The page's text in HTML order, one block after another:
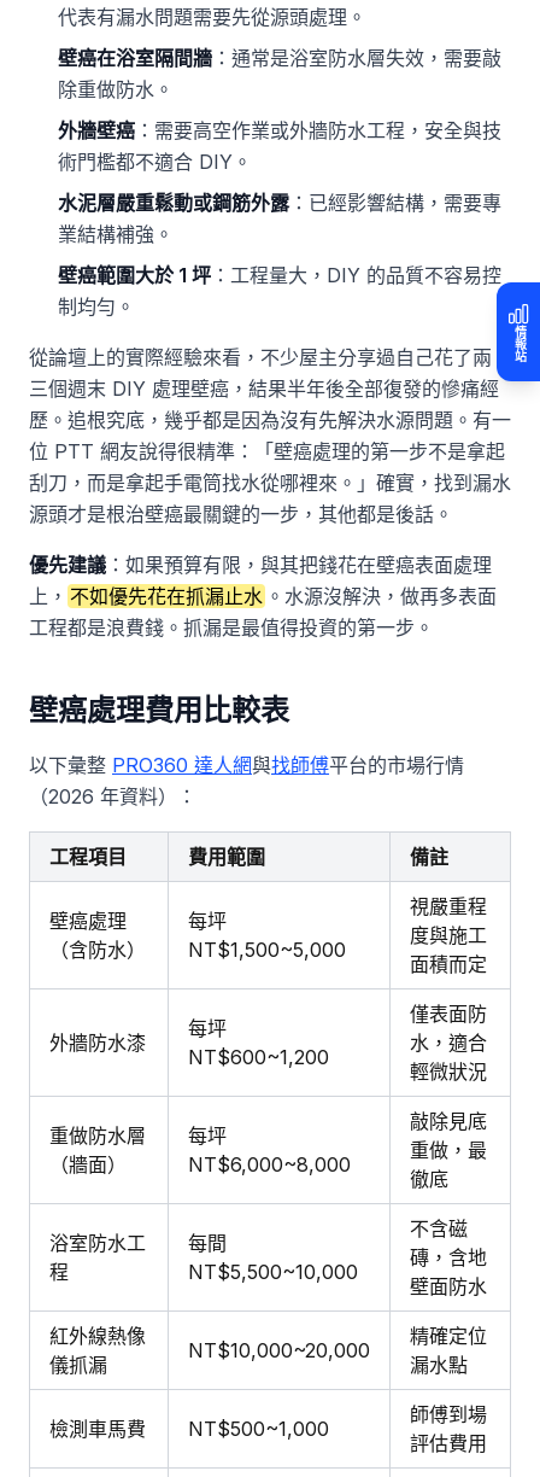
代表有漏水問題需要先從源頭處理。
壁癌在浴室隔間牆 ：通常是浴室防水層失效，需要敲
除重做防水。
外牆壁癌 ：需要高空作業或外牆防水工程，安全與技
術門檻都不適合 DIY。
水泥層嚴重鬆動或鋼筋外露：已經影響結構，需要專
業結構補強。
壁癌範圍大於 1 坪 ：工程量大，DIY 的品質不容易控
制均勻。
從論壇上的實際經驗來看，不少屋主分享過自己花了兩、
三個週末 DIY 處理壁癌，結果半年後全部復發的慘痛經
歷。追根究底，幾乎都是因為沒有先解決水源問題。有一
位 PTT 網友說得很精準：「壁癌處理的第一步不是拿起
刮刀，而是拿起手電筒找水從哪裡來。」確實，找到漏水
源頭才是根治壁癌最關鍵的一步，其他都是後話。
優先建議 ：如果預算有限，與其把錢花在壁癌表面處理
上， 不如優先花在抓漏止水 。水源沒解決，做再多表面
工程都是浪費錢。抓漏是最值得投資的第一步。
壁癌處理費用比較表
以下彙整 PRO360 達人網與找師傅平台的市場行情
（2026 年資料）：
工程項目 費用範圍 備註
壁癌處理
（含防水）
每坪
NT$1,500~5,000
視嚴重程
度與施工
面積而定
外牆防水漆
每坪
NT$600~1,200
僅表面防
水，適合
輕微狀況
重做防水層
（牆面）
每坪
NT$6,000~8,000
敲除見底
重做，最
徹底
浴室防水工
程
每間
NT$5,500~10,000
不含磁
磚，含地
壁面防水
紅外線熱像
儀抓漏
NT$10,000~20,000
精確定位
漏水點
檢測車馬費 NT$500~1,000
師傅到場
評估費用
情報站